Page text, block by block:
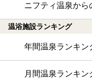
ニフティ温泉から
温浴施設ランキング
年間温泉ランキン
月間温泉ランキン